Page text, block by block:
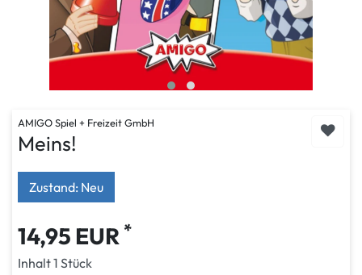
AMIGO Spiel + Freizeit GmbH
Meins!
Zustand: Neu
14,95 EUR *
Inhalt1 Stück